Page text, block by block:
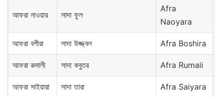
আফরা নাওয়ার সাদা ফুল
Afra
Naoyara
আফরা বশীরা সাদা উজ্জ্বল Afra Boshira
আফরা রুমালী সাদা কবুতর Afra Rumali
আফরা সাইয়ারা সাদা তারা Afra Saiyara